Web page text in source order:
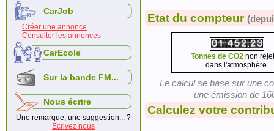
CarJob
Créer une annonce
Consulter les annonces
CarEcole
Sur la bande FM...
Nous écrire
Une remarque, une suggestion... ?
Ecrivez nous
Etat du compteur
Tonnes de CO2 non
dans l'atmosphère.
Le calcul se base sur une
une émission de
Calculez votre